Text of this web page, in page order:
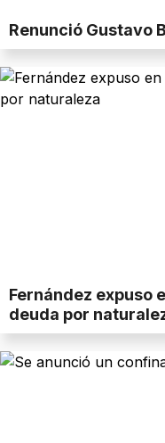
Renunció Gustavo
Fernández expuso
deuda por